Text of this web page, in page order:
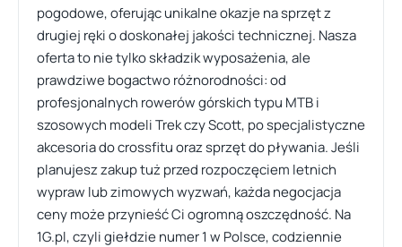
pogodowe, oferując unikalne okazje na sprzęt z
drugiej ręki o doskonałej jakości technicznej. Nasza
oferta to nie tylko składzik wyposażenia, ale
prawdziwe bogactwo różnorodności: od
profesjonalnych rowerów górskich typu MTB i
szosowych modeli Trek czy Scott, po specjalistyczne
akcesoria do crossfitu oraz sprzęt do pływania. Jeśli
planujesz zakup tuż przed rozpoczęciem letnich
wypraw lub zimowych wyzwań, każda negocjacja
ceny może przynieść Ci ogromną oszczędność. Na
1G.pl, czyli giełdzie numer 1 w Polsce, codziennie